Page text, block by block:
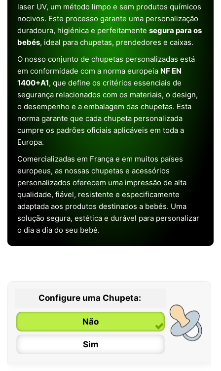
laser UV, um método limpo e sem produtos químicos
nocivos. Este processo garante uma personalização
duradoura, higiénica e perfeitamente segura para os
bebés, ideal para chupetas, prendedores e caixas.
O nosso conjunto de chupetas personalizadas está
em conformidade com a norma europeia NF EN
1400+A1, que define os critérios essenciais de
segurança relacionados com os materiais, o design,
o desempenho e a embalagem das chupetas. Esta
norma garante que cada chupeta personalizada
cumpre os padrões oficiais aplicáveis em toda a
Europa.
Comercializadas em França e em muitos países
europeus, as nossas chupetas e acessórios
personalizados oferecem uma impressão de alta
qualidade, fiável, resistente e especificamente
adaptada aos produtos destinados a bebés. Uma
solução segura, estética e durável para personalizar
o dia a dia do seu bebé.
Configure uma Chupeta:
Não
Sim